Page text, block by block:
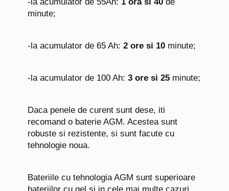
minute;
-la acumulator de 65 Ah: 2 ore si 10 minute;
-la acumulator de 100 Ah: 3 ore si 25 minute;
Daca penele de curent sunt dese, iti
recomand o baterie AGM. Acestea sunt
robuste si rezistente, si sunt facute cu
tehnologie noua.
Bateriile cu tehnologia AGM sunt superioare